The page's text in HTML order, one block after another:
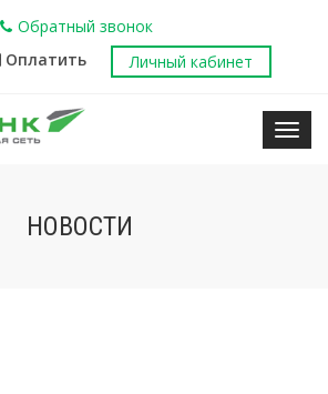
Обратный звонок
Оплатить Личный кабинет
НОВОСТИ